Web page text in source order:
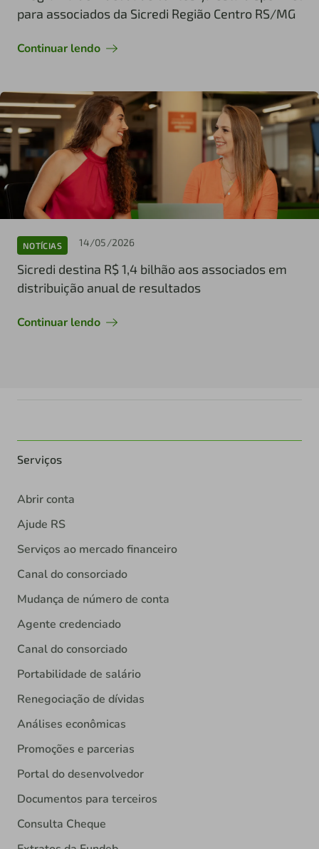
para associados da Sicredi Região Centro RS/MG
Continuar lendo
NOTÍCIAS 14/05/2026
Sicredi destina R$ 1,4 bilhão aos associados em
distribuição anual de resultados
Continuar lendo
Serviços
Abrir conta
Ajude RS
Serviços ao mercado financeiro
Canal do consorciado
Mudança de número de conta
Agente credenciado
Canal do consorciado
Portabilidade de salário
Renegociação de dívidas
Análises econômicas
Promoções e parcerias
Portal do desenvolvedor
Documentos para terceiros
Consulta Cheque